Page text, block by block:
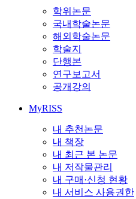
학위논문
국내학술논문
해외학술논문
학술지
단행본
연구보고서
공개강의
MyRISS
내 추천논문
내 책장
내 최근 본 논문
내 저작물관리
내 구매·신청 현황
내 서비스 사용권한